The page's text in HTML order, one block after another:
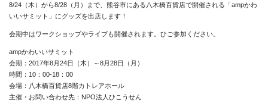
8/24（木）から8/28（月）まで、熊谷市にある八木橋百貨店で開催される「ampかわ
いいサミット」にグッズを出店します！
会期中はワークショップやライブも開催されます。ひご参加ください。
ampかわいいサミット
会期：2017年8月24日（木）～8月28日（月）
時間：10：00-18：00
会場：八木橋百貨店8階カトレアホール
主催・お問い合わせ先：NPO法人ひこうせん